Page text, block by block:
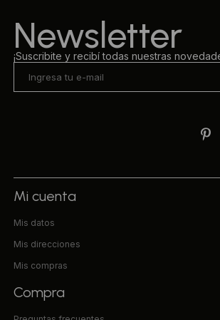
Newsletter
¡Suscribite y recibí todas nuestras

Mi cuenta
Mis datos
Mis direcciones
Mis compras
Compra